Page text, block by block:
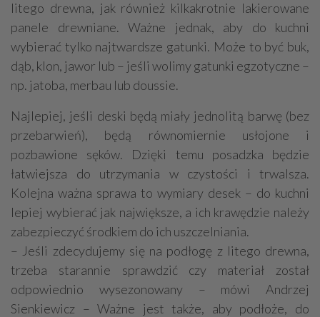
litego drewna, jak również kilkakrotnie lakierowane
panele drewniane. Ważne jednak, aby do kuchni
wybierać tylko najtwardsze gatunki. Może to być buk,
dąb, klon, jawor lub – jeśli wolimy gatunki egzotyczne –
np. jatoba, merbau lub doussie.
Najlepiej, jeśli deski będą miały jednolitą barwę (bez
przebarwień), będą równomiernie usłojone i
pozbawione sęków. Dzięki temu posadzka będzie
łatwiejsza do utrzymania w czystości i trwalsza.
Kolejna ważna sprawa to wymiary desek – do kuchni
lepiej wybierać jak największe, a ich krawędzie należy
zabezpieczyć środkiem do ich uszczelniania.
– Jeśli zdecydujemy się na podłogę z litego drewna,
trzeba starannie sprawdzić czy materiał został
odpowiednio wysezonowany – mówi Andrzej
Sienkiewicz – Ważne jest także, aby podłoże, do